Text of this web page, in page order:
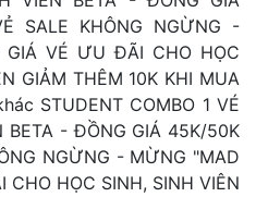
SALE KHÔNG NGỪNG -
GIÁ VÉ ƯU ĐÃI CHO HỌC
GIẢM THÊM 10K KHI MUA
STUDENT COMBO 1 VÉ
BETA - ĐỒNG GIÁ 45K/50K
NGỪNG - MỪNG "MAD
CHO HỌC SINH, SINH VIÊN